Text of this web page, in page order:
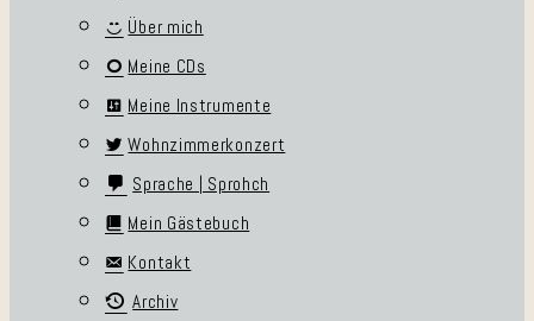
Über mich
Meine CDs
Meine Instrumente
Wohnzimmerkonzert
Sprache | Sprohch
Mein Gästebuch
Kontakt
Archiv